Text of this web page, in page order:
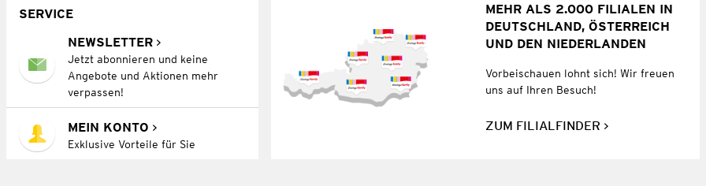
SERVICE
NEWSLETTER
Jetzt abonnieren und keine
Angebote und Aktionen mehr
verpassen!
MEIN KONTO
Exklusive Vorteile für Sie
MEHR ALS 2.000 FILIALEN IN
DEUTSCHLAND, ÖSTERREICH
UND DEN NIEDERLANDEN
Vorbeischauen lohnt sich! Wir freuen
uns auf Ihren Besuch!
ZUM FILIALFINDER